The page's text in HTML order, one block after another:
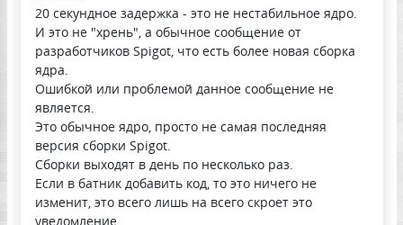
20 секундное задержка - это не нестабильное ядро.
И это не "хрень", а обычное сообщение от
разработчиков Spigot, что есть более новая сборка
ядра.
Ошибкой или проблемой данное сообщение не
является.
Это обычное ядро, просто не самая последняя
версия сборки Spigot.
Сборки выходят в день по несколько раз.
Если в батник добавить код, то это ничего не
изменит, это всего лишь на всего скроет это
уведомление.